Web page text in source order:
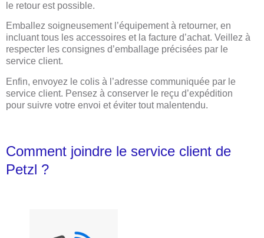
le retour est possible.
Emballez soigneusement l’équipement à retourner, en
incluant tous les accessoires et la facture d’achat. Veillez à
respecter les consignes d’emballage précisées par le
service client.
Enfin, envoyez le colis à l’adresse communiquée par le
service client. Pensez à conserver le reçu d’expédition
pour suivre votre envoi et éviter tout malentendu.
Comment joindre le service client de
Petzl ?